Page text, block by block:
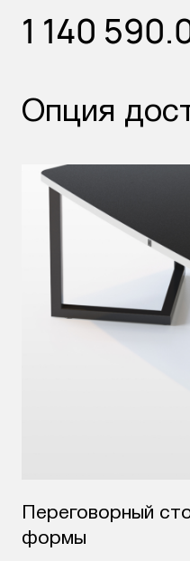
1 140
Опция
Переговорный
формы